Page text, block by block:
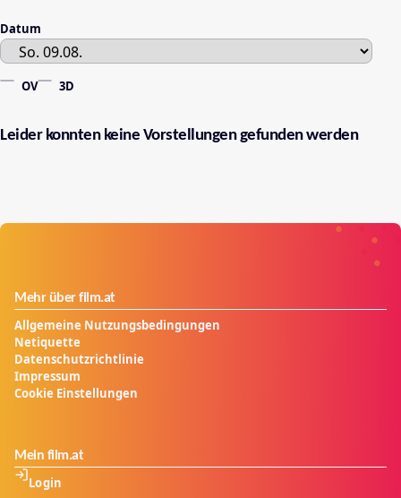
Datum
OV 3D
Leider konnten keine Vorstellungen gefunden werden
Mehr über film.at
Allgemeine Nutzungsbedingungen
Netiquette
Datenschutzrichtlinie
Impressum
Cookie Einstellungen
Mein film.at
Login